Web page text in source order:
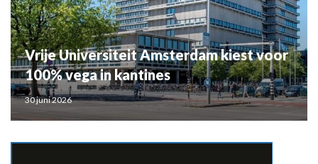
Vrije Universiteit Amsterdam kiest voor
100% vega in kantines
30 juni 2026